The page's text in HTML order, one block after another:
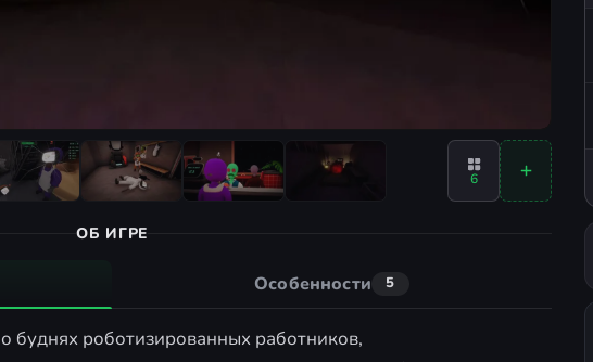
6
ОБ ИГРЕ
Особенности 5
буднях роботизированных работников,